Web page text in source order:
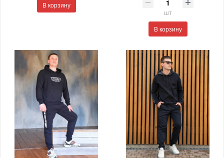
В корзину
шт
В корзину